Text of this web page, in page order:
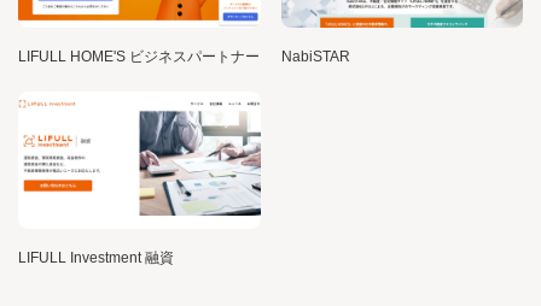
LIFULL HOME'S ビジネスパートナー NabiSTAR
LIFULL Investment 融資